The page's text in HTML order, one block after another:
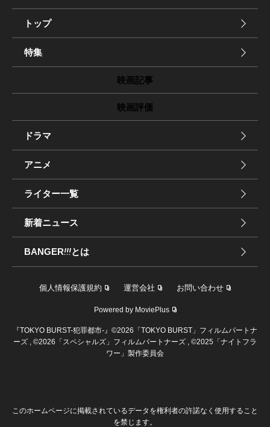
トップ
特集
映画記事
映画評価
ドラマ
アニメ
ライター一覧
新着ニュース
BANGER!!!とは
個人情報保護規約 運営会社 お問い合わせ
Powered by MoviePlus
『TOKYO BURST-犯罪都市-』©2026「TOKYO BURST」フィルムパートナ
ーズ , ©2026「スペシャルズ」フィルムパートナーズ , ©2025「ナイトフラ
ワー」製作委員会
このホームページに掲載されているデータを権利者の許諾なく使用すること
を禁じます。